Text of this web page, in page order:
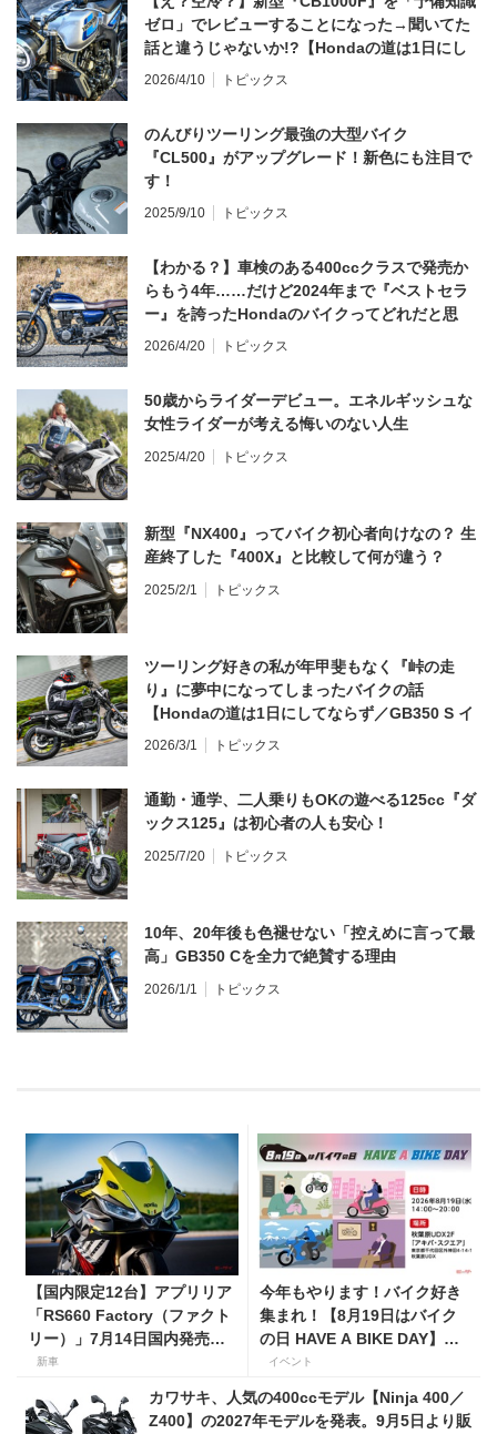
ゼロ」でレビューすることになった→聞いてた
話と違うじゃないか!?【Hondaの道は1日にし
てならず／CB1000F ①第一印象 編】
2026/4/10 トピックス
のんびりツーリング最強の大型バイク
『CL500』がアップグレード！新色にも注目で
す！
2025/9/10 トピックス
【わかる？】車検のある400ccクラスで発売か
らもう4年……だけど2024年まで『ベストセラ
ー』を誇ったHondaのバイクってどれだと思
う？
2026/4/20 トピックス
50歳からライダーデビュー。エネルギッシュな
女性ライダーが考える悔いのない人生
2025/4/20 トピックス
新型『NX400』ってバイク初心者向けなの？ 生
産終了した『400X』と比較して何が違う？
2025/2/1 トピックス
ツーリング好きの私が年甲斐もなく『峠の走
り』に夢中になってしまったバイクの話
【Hondaの道は1日にしてならず／GB350 S イ
ンプレ・レビュー 前編】
2026/3/1 トピックス
通勤・通学、二人乗りもOKの遊べる125cc『ダ
ックス125』は初心者の人も安心！
2025/7/20 トピックス
10年、20年後も色褪せない「控えめに言って最
高」GB350 Cを全力で絶賛する理由
2026/1/1 トピックス
【国内限定12台】アプリリア
「RS660 Factory（ファクト
リー）」7月14日国内発売開
始！ オーリンズ＆ウィングレ
198万円！
新車
今年もやります！バイク好き
集まれ！【8月19日はバイク
の日 HAVE A BIKE DAY】を
東京・秋葉原で開催！
イベント
カワサキ、人気の400ccモデル【Ninja 400／
Z400】の2027年モデルを発表。9月5日より販